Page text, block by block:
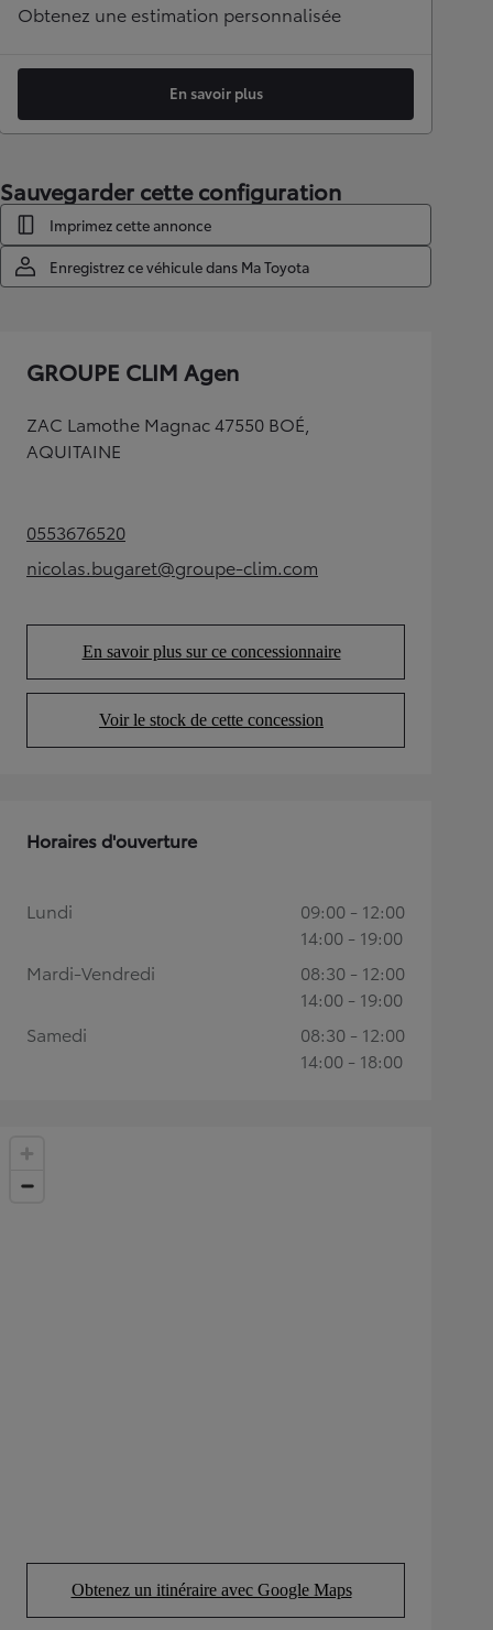
Obtenez une estimation personnalisée
En savoir plus
Sauvegarder cette configuration
Imprimez cette annonce
Enregistrez ce véhicule dans Ma Toyota
GROUPE CLIM Agen
ZAC Lamothe Magnac 47550 BOÉ,
AQUITAINE
0553676520(Opens in new tab)
nicolas.bugaret@groupe-clim.com
(Opens in new tab)
En savoir plus sur ce concessionnaire
(Opens in new tab)
Voir le stock de cette concession
(Opens in new tab)
Obtenez un itinéraire avec Google Maps
(Opens in new tab)
Horaires d'ouverture
Lundi
09:00 - 12:00
14:00 - 19:00
Mardi-Vendredi
08:30 - 12:00
14:00 - 19:00
Samedi
08:30 - 12:00
14:00 - 18:00